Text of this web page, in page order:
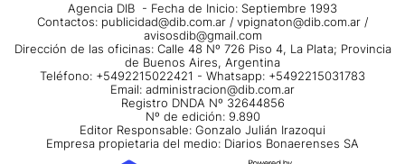
Agencia DIB - Fecha de Inicio: Septiembre 1993
Contactos: publicidad@dib.com.ar / vpignaton@dib.com.ar /
avisosdib@gmail.com
Dirección de las oficinas: Calle 48 Nº 726 Piso 4, La Plata; Provincia
de Buenos Aires, Argentina
Teléfono: +5492215022421 - Whatsapp: +5492215031783
Email: administracion@dib.com.ar
Registro DNDA Nº 32644856
Nº de edición: 9.890
Editor Responsable: Gonzalo Julián Irazoqui
Empresa propietaria del medio: Diarios Bonaerenses SA